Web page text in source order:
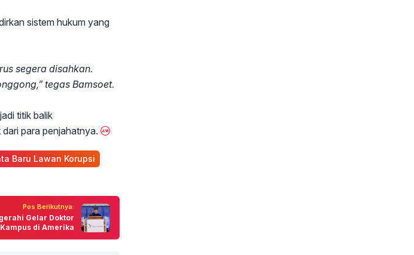
sistem hukum yang
segera disahkan.
tegas Bamsoet.
titik balik
para penjahatnya.
Baru Lawan Korupsi
Pos Berikutnya:
Gelar Doktor
di Amerika